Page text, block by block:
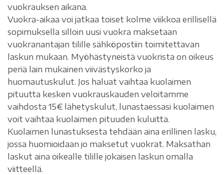
vuokrauksen aikana.
Vuokra-aikaa voi jatkaa toiset kolme viikkoa erillisellä
sopimuksella silloin uusi vuokra maksetaan
vuokranantajan tilille sähköpostiin toimitettavan
laskun mukaan. Myöhästyneistä vuokrista on oikeus
periä lain mukainen viivästyskorko ja
huomautuskulut. Jos haluat vaihtaa kuolaimen
pituutta kesken vuokrauskauden veloitamme
vaihdosta 15€ lähetyskulut, lunastaessasi kuolaimen
voit vaihtaa kuolaimen pituuden kuluitta.
Kuolaimen lunastuksesta tehdään aina erillinen lasku,
jossa huomioidaan jo maksetut vuokrat. Maksathan
laskut aina oikealle tilille jokaisen laskun omalla
viitteellä.